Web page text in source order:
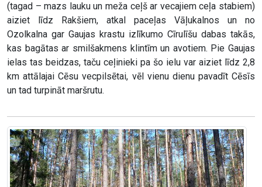
(tagad – mazs lauku un meža ceļš ar vecajiem ceļa stabiem)
aiziet līdz Rakšiem, atkal paceļas Vāļukalnos un no
Ozolkalna gar Gaujas krastu izlīkumo Cīrulīšu dabas takās,
kas bagātas ar smilšakmens klintīm un avotiem. Pie Gaujas
ielas tas beidzas, taču ceļinieki pa šo ielu var aiziet līdz 2,8
km attālajai Cēsu vecpilsētai, vēl vienu dienu pavadīt Cēsīs
un tad turpināt maršrutu.